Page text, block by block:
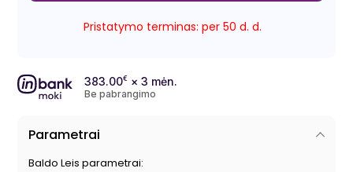
Pristatymo terminas: per 50 d. d.
383.00€ × 3 mėn.
Be pabrangimo
Parametrai
Baldo Leis parametrai: